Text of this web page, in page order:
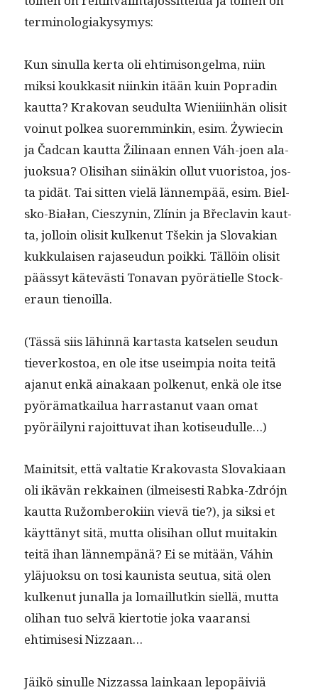
terminologiakysymys:
Kun sin­ul­la ker­ta oli ehtimisongel­ma, niin
mik­si koukk­a­sit niinkin itään kuin Popradin
kaut­ta? Krako­van seudul­ta Wieni­i­in­hän olisit
voin­ut polkea suorem­minkin, esim. Żywiecin
ja Čad­can kaut­ta Žili­naan ennen Váh-joen ala­
juok­sua? Olisi­han siinäkin ollut vuoris­toa, jos­
ta pidät. Tai sit­ten vielä län­nem­pää, esim. Biel­
sko-Białan, Cieszynin, Zlínin ja Bře­clavin kaut­
ta, jol­loin olisit kulkenut Tšekin ja Slo­va­kian
kukku­laisen rajaseudun poik­ki. Täl­löin olisit
päässyt kätevästi Tona­van pyörätielle Stock­
er­aun tienoilla.
(Tässä siis lähin­nä kar­tas­ta kat­se­len seudun
tiev­erkos­toa, en ole itse useimpia noi­ta teitä
ajanut enkä ainakaan polkenut, enkä ole itse
pyörä­matkailua har­ras­tanut vaan omat
pyöräi­lyni rajoit­tuvat ihan kotiseudulle…)
Mainit­sit, että val­tatie Krako­vas­ta Slo­va­ki­aan
oli ikävän rekkainen (ilmeis­es­ti Rab­ka-Zdrójn
kaut­ta Ružomberoki­in vievä tie?), ja sik­si et
käyt­tänyt sitä, mut­ta olisi­han ollut muitakin
teitä ihan län­nem­pänä? Ei se mitään, Váhin
yläjuok­su on tosi kau­nista seu­tua, sitä olen
kulkenut junal­la ja lomail­lutkin siel­lä, mut­ta
oli­han tuo selvä kier­totie joka vaaran­si
ehtimis­esi Nizzaan…
Jäikö sin­ulle Niz­zas­sa lainkaan lep­opäiviä